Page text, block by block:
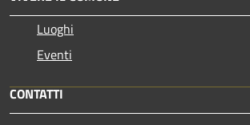
Luoghi
Eventi
CONTATTI